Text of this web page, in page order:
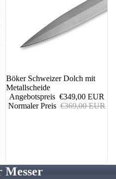
5%
Böker Schweizer Dolch mit
Metallscheide
Angebotspreis €349,00 EUR
Normaler Preis €369,00 EUR
Messer